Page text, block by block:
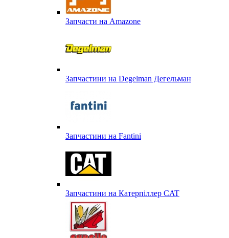
Запчасти на Amazone
Запчастини на Degelman Дегельман
Запчастини на Fantini
Запчастини на Катерпіллер CAT